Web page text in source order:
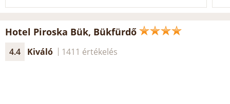
Hotel Piroska Bük, Bükfürdő
4.4 Kiváló 1411 értékelés